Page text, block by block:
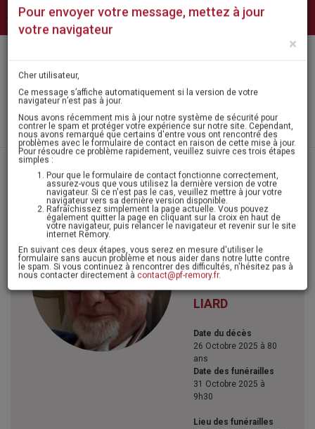
NUMÉROS
D'URGENCE
NOS
CONTACT
QUI
MENU
Laisser un message
Accueil >Avis de décès - condoléances> Monsieur jean-pierre liard
Itinéraire
Monsieur
Jean-Pierre
LIARD
Date du décès
26 Octobre 2025 à 80
ans
Date des funérailles
31 Octobre 2025 à
9h30
Lieu des funérailles
Pour envoyer votre message, mettez à jour
Cher utilisateur,
Ce message s’affiche automatiquement si la version de votre
navigateur n’est pas à jour.
Nous avons récemment mis à jour notre système de sécurité pour
contrer le spam et protéger votre expérience sur notre site. Cependant,
nous avons remarqué que certains d'entre vous ont rencontré des
problèmes avec le formulaire de contact en raison de cette mise à jour.
Pour résoudre ce problème rapidement, veuillez suivre ces trois étapes
simples :
Pour que le formulaire de contact fonctionne correctement,
assurez-vous que vous utilisez la dernière version de votre
navigateur. Si ce n'est pas le cas, veuillez mettre à jour votre
navigateur vers sa dernière version disponible.
Rafraîchissez simplement la page actuelle. Vous pouvez
également quitter la page en cliquant sur la croix en haut de
votre navigateur, puis relancer le navigateur et revenir sur le site
internet Remory.
En suivant ces deux étapes, vous serez en mesure d'utiliser le
formulaire sans aucun problème et nous aider dans notre lutte contre
le spam. Si vous continuez à rencontrer des difficultés, n'hésitez pas à
nous contacter directement àcontact@pf-remory.fr.